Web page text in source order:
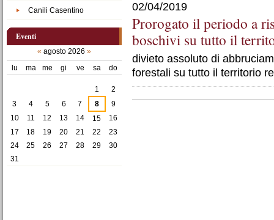
Canili Casentino
Eventi
« agosto 2026 »
lu ma me gi ve sa do
1
2
3
4 5 6 7 8
9
10
11 12 13 14 15
16
17
18 19 20 21 22
23
24
25 26 27 28 29
30
31
02/04/2019
Prorogato il periodo a
boschivi su tutto il
divieto assoluto di
forestali su tutto il territorio